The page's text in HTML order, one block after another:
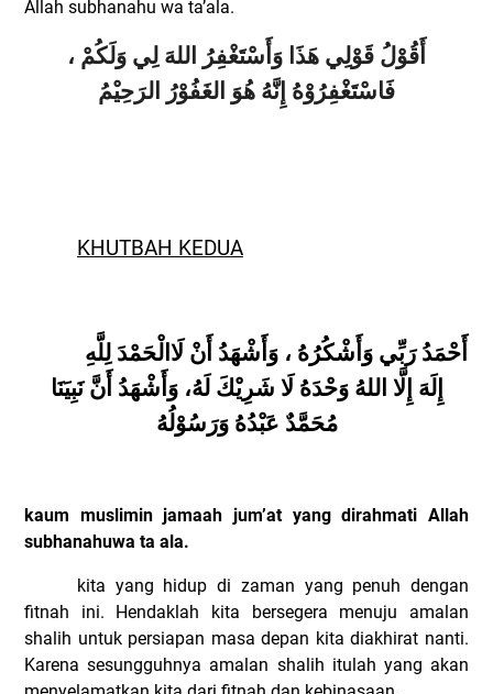
Allah subhanahu wa ta’ala.
أَقُوْلُ قَوْلِي هَذَا وَأَسْتَغْفِرُ اللهَ لِي وَلَكُمْ ،
فَاسْتَغْفِرُوْهُ إِنَّهُ هُوَ الغَفُوْرُ الرَحِيْمُ
KHUTBAH KEDUA
الْحَمْدَ لِلَّهِ أَحْمَدُ رَبِّي وَأَشْكُرُهُ ، وَأَشْهَدُ أَنْ لَا
إِلَهَ إِلَّا اللهُ وَحْدَهُ لَا شَرِيْكَ لَهُ، وَأَشْهَدُ أَنَّ نَبِيَنَا
مُحَمَّدٌ عَبْدُهُ وَرَسُوْلُهُ
kaum muslimin jamaah jum’at yang dirahmati Allah
subhanahuwa ta ala.
kita yang hidup di zaman yang penuh dengan
fitnah ini. Hendaklah kita bersegera menuju amalan
shalih untuk persiapan masa depan kita diakhirat nanti.
Karena sesungguhnya amalan shalih itulah yang akan